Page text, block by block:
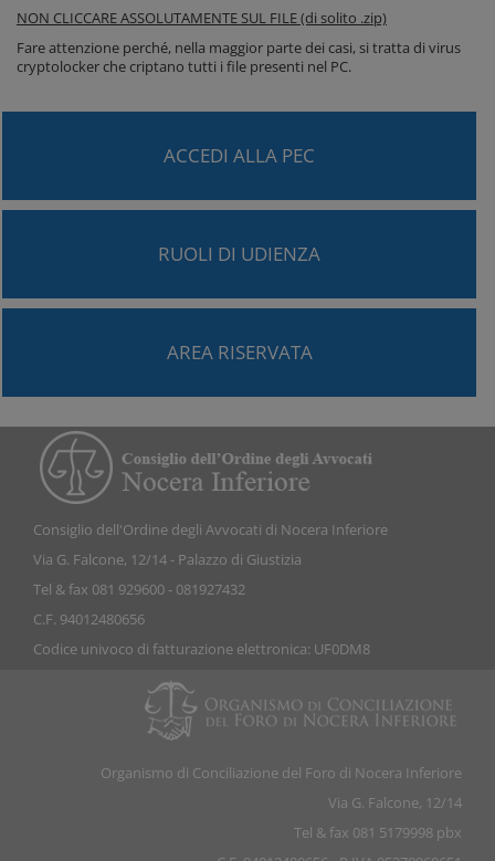
NON CLICCARE ASSOLUTAMENTE SUL FILE (di solito .zip)
Fare attenzione perché, nella maggior parte dei casi, si tratta di virus
cryptolocker che criptano tutti i file presenti nel PC.
ACCEDI ALLA PEC
RUOLI DI UDIENZA
AREA RISERVATA
Consiglio dell'Ordine degli Avvocati di Nocera Inferiore
Via G. Falcone, 12/14 - Palazzo di Giustizia
Tel & fax 081 929600 - 081927432
C.F. 94012480656
Codice univoco di fatturazione elettronica: UF0DM8
Organismo di Conciliazione del Foro di Nocera Inferiore
Via G. Falcone, 12/14
Tel & fax 081 5179998 pbx